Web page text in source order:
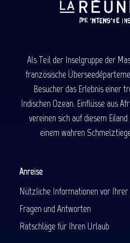
Als Teil der Inselgruppe der
französische
Besucher das Erlebnis einer
Indischen Ozean. Einflüsse aus
vereinen sich auf diesem
einem wahren
Anreise
Nützliche Informationen vor Ihrer
Fragen und Antworten
Ratschläge für Ihren Urlaub